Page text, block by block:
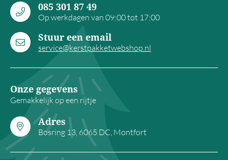
085 301 87 49
Op werkdagen van 09:00 tot 17:00
Stuur een email
service@kerstpakketwebshop.nl
Onze gegevens
Gemakkelijk op een rijtje
Adres
Bosring 13, 6065 DC, Montfort